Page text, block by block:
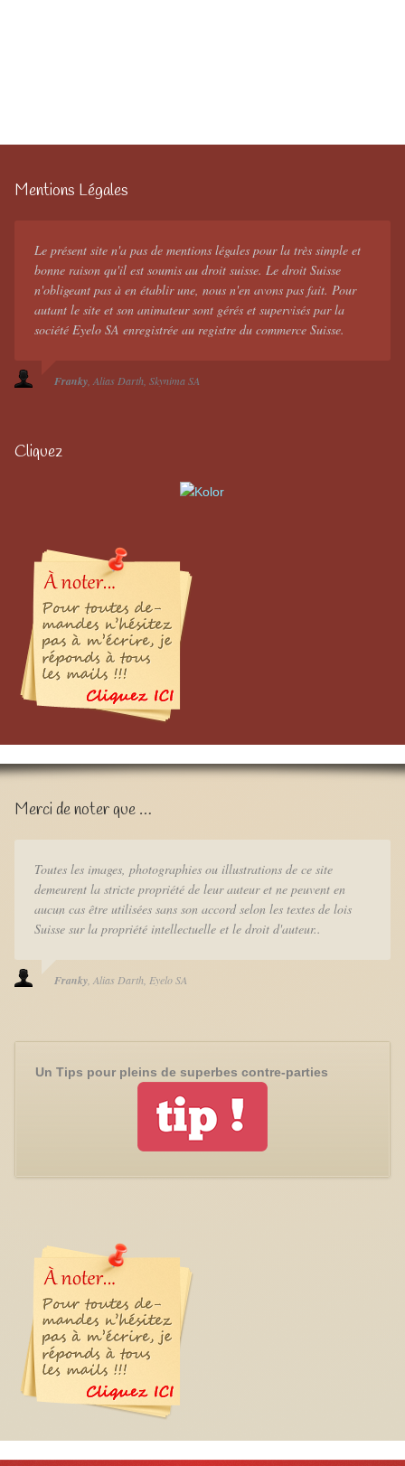
Mentions Légales
Le présent site n'a pas de mentions légales pour la très simple et
bonne raison qu'il est soumis au droit suisse. Le droit Suisse
n'obligeant pas à en établir une, nous n'en avons pas fait. Pour
autant le site et son animateur sont gérés et supervisés par la
société Eyelo SA enregistrée au registre du commerce Suisse.
Franky Alias Darth Skynima SA
Cliquez
Merci de noter que …
Toutes les images, photographies ou illustrations de ce site
demeurent la stricte propriété de leur auteur et ne peuvent en
aucun cas être utilisées sans son accord selon les textes de lois
Suisse sur la propriété intellectuelle et le droit d'auteur..
Franky Alias Darth Eyelo SA
Un Tips pour pleins de superbes contre-parties